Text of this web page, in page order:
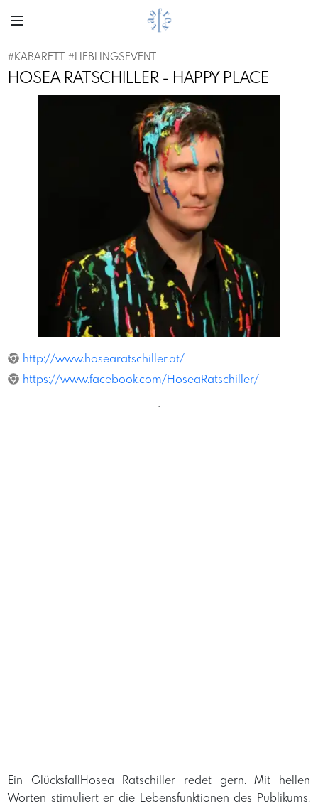
#KABARETT #LIEBLINGSEVENT
HOSEA RATSCHILLER - HAPPY PLACE
http://www.hosearatschiller.at/
https://www.facebook.com/HoseaRatschiller/
´
Ein GlücksfallHosea Ratschiller redet gern. Mit hellen
Worten stimuliert er die Lebensfunktionen des Publikums.